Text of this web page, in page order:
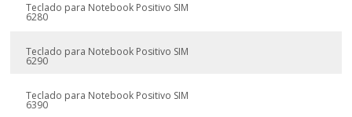
Teclado para Notebook Positivo SIM
6280
Teclado para Notebook Positivo SIM
6290
Teclado para Notebook Positivo SIM
6390